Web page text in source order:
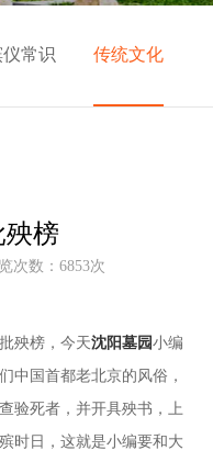
常识 传统文化
榜
次数：6853次
殃榜，今天沈阳墓园小编
中国首都老北京的风俗，
验死者，并开具殃书，上
时日，这就是小编要和大